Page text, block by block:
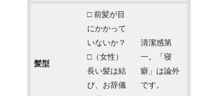
髪型
□ 前髪が目
にかかって
いないか？
□（女性）
長い髪は結
び、お辞儀
清潔感第
一。「寝
癖」は論外
です。